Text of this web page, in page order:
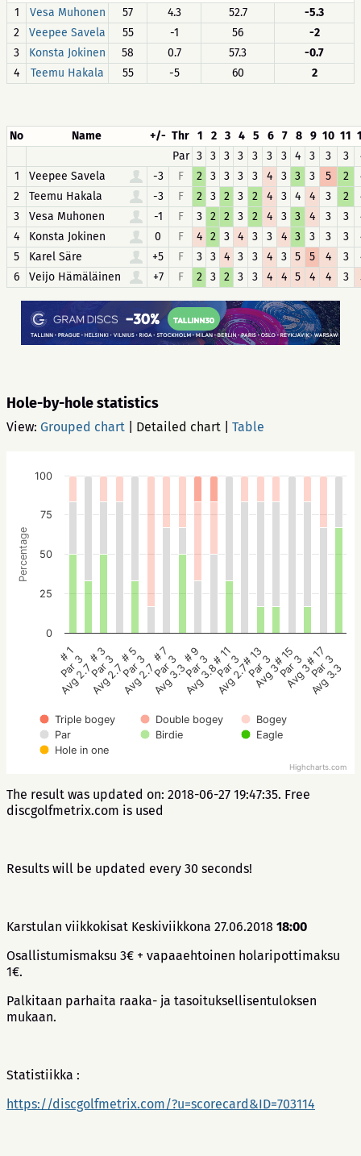
1
Vesa Muhonen 57 4.3 52.7
-5.3
2
Veepee Savela 55 -1 56
-2
3
Konsta Jokinen 58 0.7 57.3
-0.7
4
Teemu Hakala 55 -5 60 2
No Name +/- Thr 1 2 3 4 5 6 7 8 9 10 11
Par 3 3 3 3 3 3 3 4 3 3 3
1
Veepee Savela -3 F 2 3 3 3 3 4 3 3 3 5 2
2
Teemu Hakala -3 F 2 3 2 3 2 4 3 4 4 3 2
3
Vesa Muhonen -1 F 3 2 2 3 2 4 3 3 4 3 3
4
Konsta Jokinen 0 F 4 2 3 4 3 3 4 3 3 3 3
5
Karel Säre +5 F 3 3 4 3 3 4 3 5 5 4 3
6
Veijo Hämäläinen +7 F 2 3 2 3 3 4 4 5 4 4 3
Hole-by-hole statistics
View: Grouped chart Detailed chart Table
Percentage
Triple bogey Double bogey
Bogey
Par
Birdie
Eagle
Hole in one
# 1
Par 3
Avg 2.7
# 3
Par 3
Avg 2.7
# 5
Par 3
Avg 2.7
# 7
Par 3
Avg 3.3
# 9
Par 3
Avg 3.8
# 11
Par 3
Avg 2.7
# 13
Par 3
Avg 3
# 15
Par 3
Avg 3
# 17
Par 3
Avg 3.3
0
25
50
75
100
Highcharts.com
The result was updated on: 2018-06-27 19:47:35. Free
discgolfmetrix.com is used
Results will be updated every 30 seconds!
Karstulan viikkokisat Keskiviikkona 27.06.2018 18:00
Osallistumismaksu 3€ + vapaaehtoinen holaripottimaksu
1€.
Palkitaan parhaita raaka- ja tasoituksellisentuloksen
mukaan.
Statistiikka :
https://discgolfmetrix.com/?u=scorecard&ID=703114